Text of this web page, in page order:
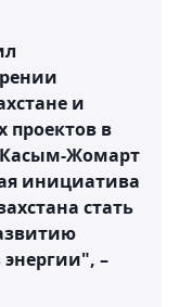
и
в
Касым-Жомарт
инициатива
стать
–